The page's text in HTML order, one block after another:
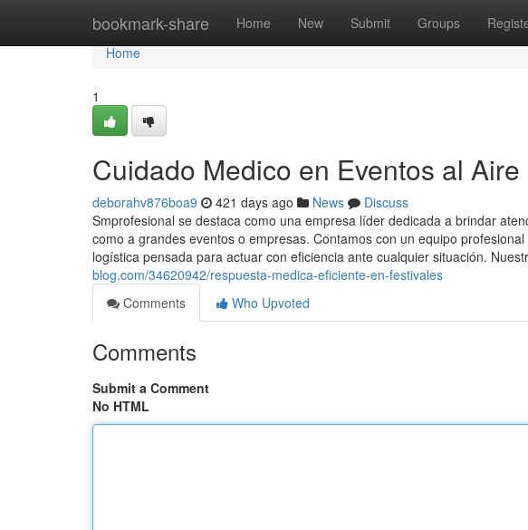
bookmark-share Home New Submit Groups
Home
Home
1
Cuidado Medico en Eventos al
deborahv876boa9 421 days ago News
Discuss
Smprofesional se destaca como una empresa líder dedicada a brindar
como a grandes eventos o empresas. Contamos con un equipo
logística pensada para actuar con eficiencia ante cualquier situación.
blog.com/34620942/respuesta-medica-eficiente-en-festivales
Comments
Who Upvoted
Comments
Submit a Comment
No HTML